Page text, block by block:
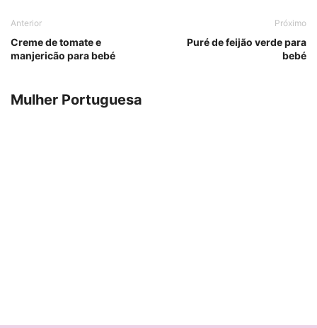
Anterior
Creme de tomate e
manjericão para bebé
Próximo
Puré de feijão verde para
bebé
Mulher Portuguesa